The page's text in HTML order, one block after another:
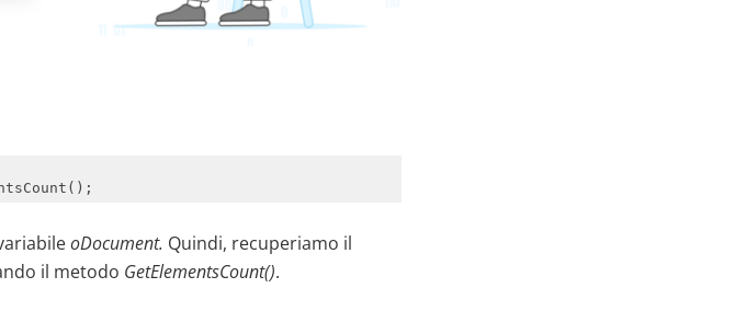
oDocument. Quindi, recuperiamo il
il metodo GetElementsCount().